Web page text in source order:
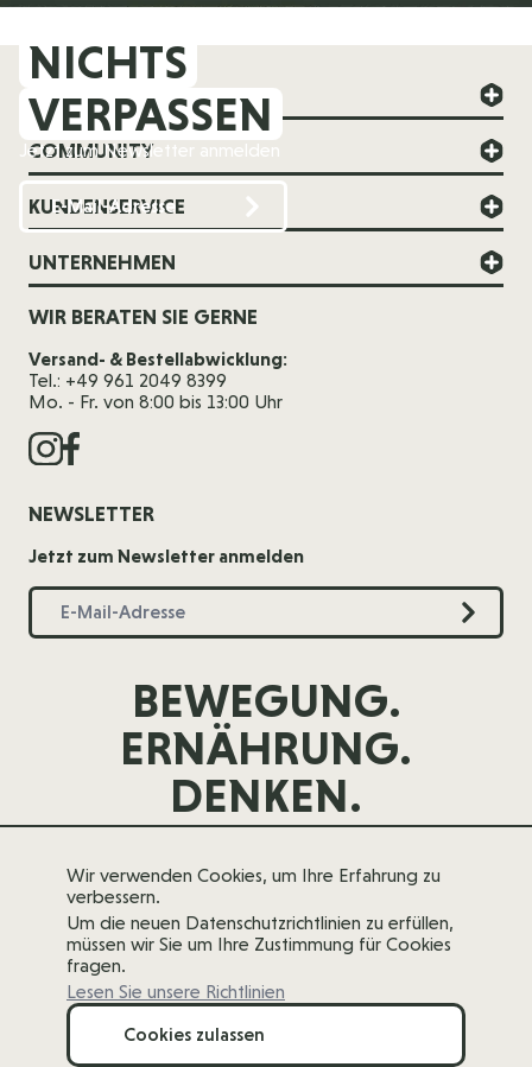
Wir verwenden Cookies, um Ihre Erfahrung zu
verbessern.
Um die neuen Datenschutzrichtlinien zu erfüllen,
müssen wir Sie um Ihre Zustimmung für Cookies
fragen.
Lesen Sie unsere Richtlinien
Cookies zulassen
NICHTS
VERPASSEN
Jetzt zum Newsletter anmelden
FOREVER YOUNG
COMMUNITY
KUNDENSERVICE
UNTERNEHMEN
BEWEGUNG.
ERNÄHRUNG.
DENKEN.
WIR BERATEN SIE GERNE
Versand- & Bestellabwicklung:
Tel.: +49 961 2049 8399
Mo. - Fr. von 8:00 bis 13:00 Uhr
NEWSLETTER
Jetzt zum Newsletter anmelden